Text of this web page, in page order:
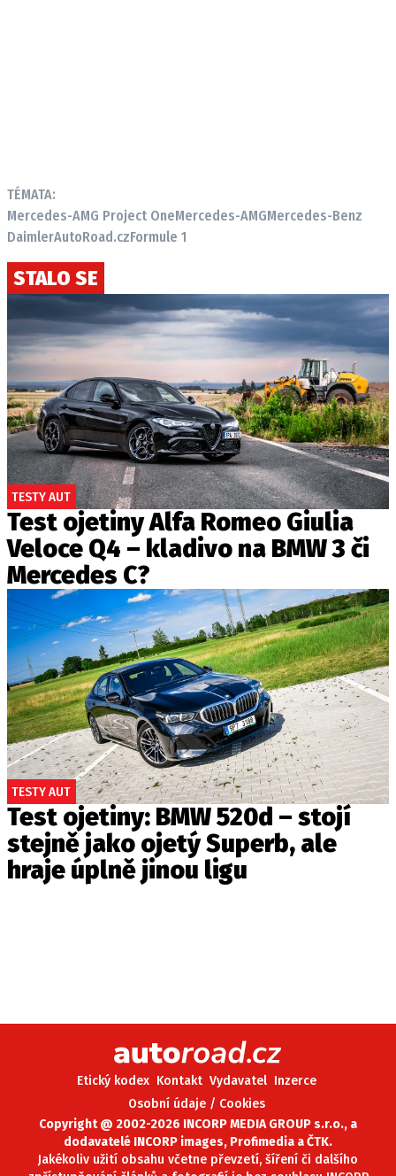
TÉMATA:
Mercedes-AMG Project OneMercedes-AMGMercedes-Benz
DaimlerAutoRoad.czFormule 1
STALO SE
TESTY AUT
Test ojetiny Alfa Romeo Giulia
Veloce Q4 – kladivo na BMW 3 či
Mercedes C?
TESTY AUT
Test ojetiny: BMW 520d – stojí
stejně jako ojetý Superb, ale
hraje úplně jinou ligu
Etický kodex Kontakt Vydavatel Inzerce
Osobní údaje / Cookies
Copyright @ 2002-2026 INCORP MEDIA GROUP s.r.o., a
dodavatelé INCORP images, Profimedia a ČTK.
Jakékoliv užití obsahu včetne převzetí, šíření či dalšího